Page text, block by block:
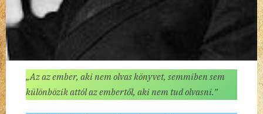
„Az az ember, aki nem olvas könyvet, semmiben sem
különbözik attól az embertől, aki nem tud olvasni.”